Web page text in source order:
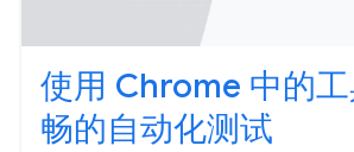
使用 Chrome 中的
畅的自动化测试